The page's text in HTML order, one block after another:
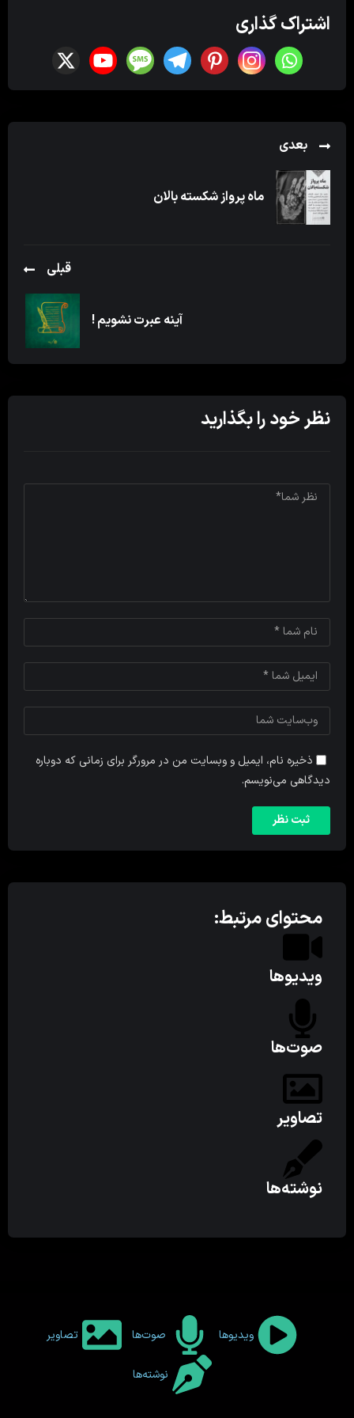
اشتراک گذاری
بعدی
ماه پرواز شکسته بالان
قبلی
آینه عبرت نشویم !
نظر خود را بگذارید
ذخیره نام، ایمیل و وبسایت من در مرورگر برای زمانی که دوباره
دیدگاهی می‌نویسم.
محتوای مرتبط:
ویدیوها
صوت‌ها
تصاویر
نوشته‌ها
ویدیوها صوت‌ها تصاویر
نوشته‌ها